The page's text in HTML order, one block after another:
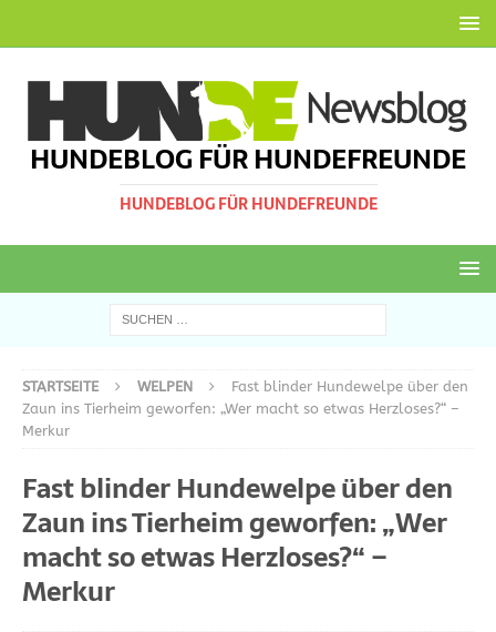
HUNDEBLOG FÜR HUNDEFREUNDE
HUNDEBLOG FÜR HUNDEFREUNDE
STARTSEITE WELPEN
Fast blinder Hundewelpe über den
Zaun ins Tierheim geworfen: „Wer macht so etwas Herzloses?“ –
Merkur
Fast blinder Hundewelpe über den
Zaun ins Tierheim geworfen: „Wer
macht so etwas Herzloses?“ –
Merkur